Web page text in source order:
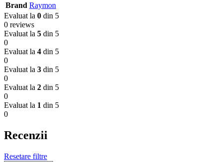
Brand Raymon
Evaluat la 0 din 5
0 reviews
Evaluat la 5 din 5
0
Evaluat la 4 din 5
0
Evaluat la 3 din 5
0
Evaluat la 2 din 5
0
Evaluat la 1 din 5
0
Recenzii
Resetare filtre